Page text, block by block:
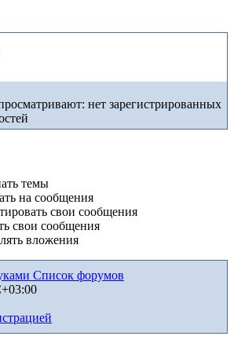
нет зарегистрированных
темы
на сообщения
свои сообщения
свои сообщения
вложения
Список форумов